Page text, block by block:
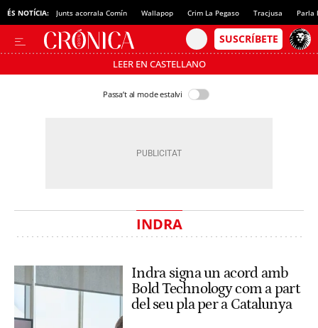
ÉS NOTÍCIA: Junts acorrala Comín Wallapop Crim La Pegaso Tracjusa Parla
LEER EN CASTELLANO
Passa’t al mode estalvi
INDRA
Indra signa un acord amb
Bold Technology com a part
del seu pla per a Catalunya